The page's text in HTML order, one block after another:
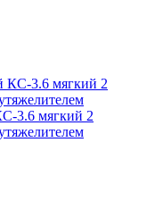
3.6 мягкий 2